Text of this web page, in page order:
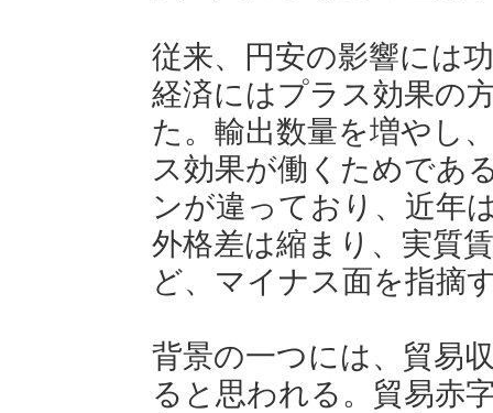
従来、円安の影響には
経済にはプラス効果の
た。輸出数量を増やし
ス効果が働くためであ
ンが違っており、近年
外格差は縮まり、実質
ど、マイナス面を指摘
背景の一つには、貿易
ると思われる。貿易赤